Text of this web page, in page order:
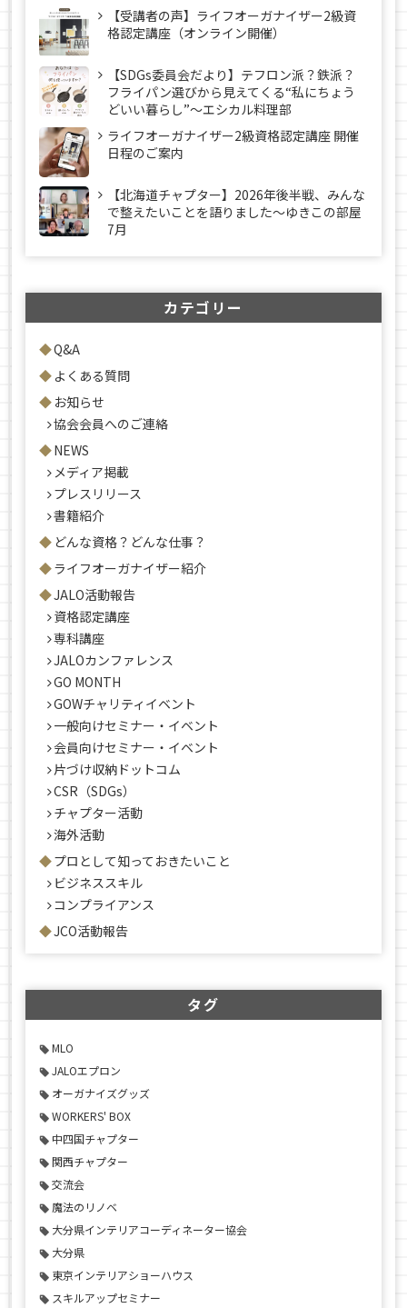
【受講者の声】ライフオーガナイザー2級資
格認定講座（オンライン開催）
【SDGs委員会だより】テフロン派？鉄派？
フライパン選びから見えてくる“私にちょう
どいい暮らし”～エシカル料理部
ライフオーガナイザー2級資格認定講座 開催
日程のご案内
【北海道チャプター】2026年後半戦、みんな
で整えたいことを語りました～ゆきこの部屋
7月
カテゴリー
Q&A
よくある質問
お知らせ
協会会員へのご連絡
NEWS
メディア掲載
プレスリリース
書籍紹介
どんな資格？どんな仕事？
ライフオーガナイザー紹介
JALO活動報告
資格認定講座
専科講座
JALOカンファレンス
GO MONTH
GOWチャリティイベント
一般向けセミナー・イベント
会員向けセミナー・イベント
片づけ収納ドットコム
CSR（SDGs）
チャプター活動
海外活動
プロとして知っておきたいこと
ビジネススキル
コンプライアンス
JCO活動報告
タグ
MLO
JALOエプロン
オーガナイズグッズ
WORKERS' BOX
中四国チャプター
関西チャプター
交流会
魔法のリノベ
大分県インテリアコーディネーター協会
大分県
東京インテリアショーハウス
スキルアップセミナー